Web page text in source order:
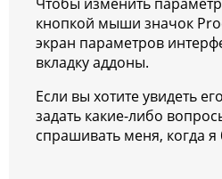
кнопкой мыши значок
экран параметров
вкладку аддоны.
Если вы хотите увидеть
задать какие-либо
спрашивать меня, когда